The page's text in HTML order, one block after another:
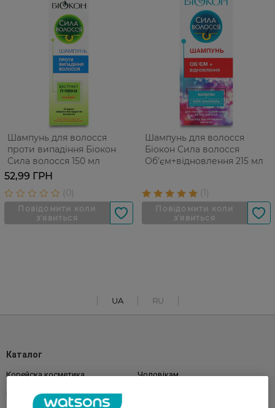
Шампунь для волосся
проти випадіння Біокон
Сила волосся 150 мл
52,99 ГРН
Шампунь для волосся
Біокон Сила волосся
Об'єм+відновлення 215 мл
UA RU
Каталог
Корейска косметика Чоловікам
Парфуми